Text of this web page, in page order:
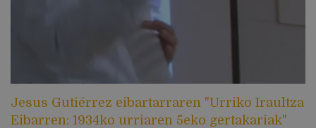
Jesus Gutiérrez eibartarraren "Urriko Iraultza
Eibarren: 1934ko urriaren 5eko gertakariak"